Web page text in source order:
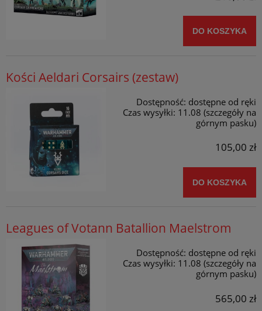
DO KOSZYKA
Kości Aeldari Corsairs (zestaw)
Dostępność: dostępne od ręki
Czas wysyłki: 11.08 (szczegóły na
górnym pasku)
105,00 zł
DO KOSZYKA
Leagues of Votann Batallion Maelstrom
Dostępność: dostępne od ręki
Czas wysyłki: 11.08 (szczegóły na
górnym pasku)
565,00 zł